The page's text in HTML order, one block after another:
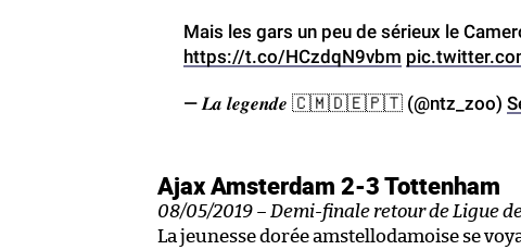
Mais les gars un peu de sérieux le
https://t.co/HCzdqN9vbm
— 𝑳𝒂 𝒍𝒆𝒈𝒆𝒏𝒅𝒆 🇨🇲🇩🇪🇵🇹 (@ntz_zoo)
Ajax Amsterdam 2-3 Tottenham
08/05/2019 – Demi-finale retour de Ligue
La jeunesse dorée amstellodamoise se